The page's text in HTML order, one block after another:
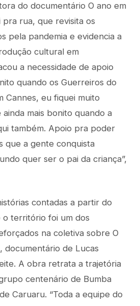
do documentário O ano em
rua, que revisita os
pela pandemia e evidencia a
cultural em
a necessidade de apoio
quando os Guerreiros do
Cannes, eu fiquei muito
ainda mais bonito quando a
também. Apoio pra poder
que a gente conquista
quer ser o pai da criança”,
contadas a partir do
o território foi um dos
na coletiva sobre O
documentário de Lucas
A obra retrata a trajetória
centenário de Bumba
Caruaru. “Toda a equipe do